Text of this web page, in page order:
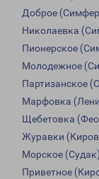
Доброе
Николаевка
Пионерское
Молодежное
Партизанское
Марфовка
Щебетовка
Журавки
Морское (Судак)
Приветное